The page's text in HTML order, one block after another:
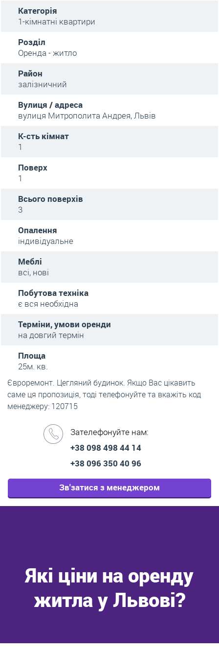
Категорія
1-кімнатні квартири
Розділ
Оренда - житло
Район
залізничний
Вулиця / адреса
вулиця Митрополита Андрея, Львів
К-сть кімнат
1
Поверх
1
Всього поверхів
3
Опалення
індивідуальне
Меблі
всі, нові
Побутова техніка
є вся необхідна
Терміни, умови оренди
на довгий термін
Площа
25м. кв.
Євроремонт. Цегляний будинок. Якщо Вас цікавить
саме ця пропозиція, тоді телефонуйте та вкажіть код
менеджеру: 120715
Зателефонуйте нам:
+38 098 498 44 14
+38 096 350 40 96
Зв'затися з менеджером
Які ціни на оренду
житла у Львові?